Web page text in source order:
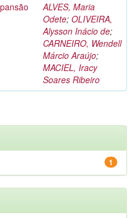
ALVES, Maria
Odete; OLIVEIRA,
Alysson Inácio de;
CARNEIRO, Wendell
Márcio Araújo;
MACIEL, Iracy
Soares Ribeiro
1